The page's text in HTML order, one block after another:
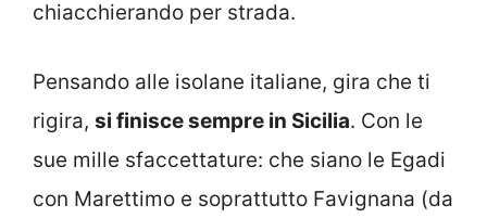
chiacchierando per strada.
Pensando alle isolane italiane, gira che ti
rigira, si finisce sempre in Sicilia. Con le
sue mille sfaccettature: che siano le Egadi
con Marettimo e soprattutto Favignana (da